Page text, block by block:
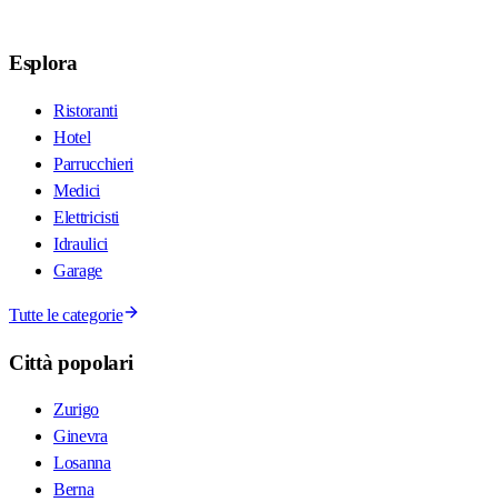
Esplora
Ristoranti
Hotel
Parrucchieri
Medici
Elettricisti
Idraulici
Garage
Tutte le categorie
Città popolari
Zurigo
Ginevra
Losanna
Berna